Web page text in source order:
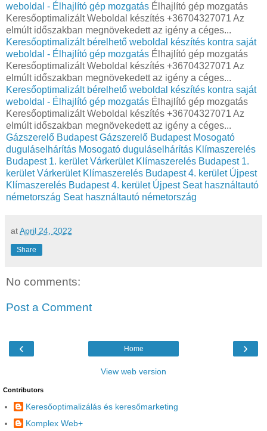
weboldal - Élhajlító gép mozgatás Élhajlító gép mozgatás
Keresőoptimalizált Weboldal készítés +36704327071 Az
elmúlt időszakban megnövekedett az igény a céges...
Keresőoptimalizált bérelhető weboldal készítés kontra saját
weboldal - Élhajlító gép mozgatás Élhajlító gép mozgatás
Keresőoptimalizált Weboldal készítés +36704327071 Az
elmúlt időszakban megnövekedett az igény a céges...
Keresőoptimalizált bérelhető weboldal készítés kontra saját
weboldal - Élhajlító gép mozgatás Élhajlító gép mozgatás
Keresőoptimalizált Weboldal készítés +36704327071 Az
elmúlt időszakban megnövekedett az igény a céges...
Gázszerelő Budapest Gázszerelő Budapest Mosogató
duguláselhárítás Mosogató duguláselhárítás Klímaszerelés
Budapest 1. kerület Várkerület Klímaszerelés Budapest 1.
kerület Várkerület Klímaszerelés Budapest 4. kerület Újpest
Klímaszerelés Budapest 4. kerület Újpest Seat használtautó
németország Seat használtautó németország
atApril 24, 2022
Share
No comments:
Post a Comment
‹ ›
Home
View web version
Contributors
Keresőoptimalizálás és keresőmarketing
Komplex Web+